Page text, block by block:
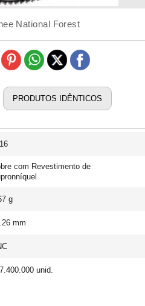
National Forest
PRODUTOS IDÊNTICOS
com Revestimento de
g
mm
unid.